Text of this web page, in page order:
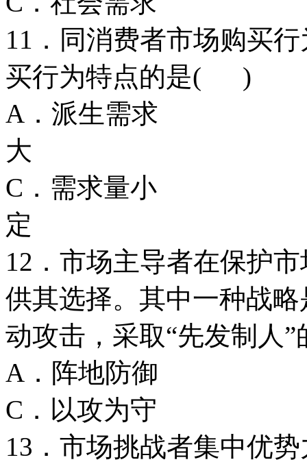
11．同消费者市场购买
买行为特点的是( )
A．派生需
大
C．需求量
定
12．市场主导者在保护
供其选择。其中一种战
动攻击，采取“先发制
A．阵地防
C．以攻为
13．市场挑战者集中优